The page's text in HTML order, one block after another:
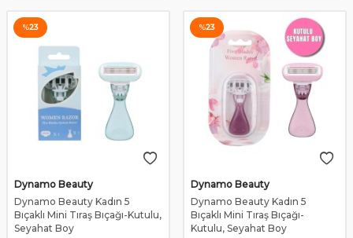
%23
Dynamo Beauty
Dynamo Beauty Kadın 5
Bıçaklı Mini Tıraş Bıçağı-Kutulu,
Seyahat Boy
%23
Dynamo Beauty
Dynamo Beauty Kadın 5
Bıçaklı Mini Tıraş Bıçağı-
Kutulu, Seyahat Boy